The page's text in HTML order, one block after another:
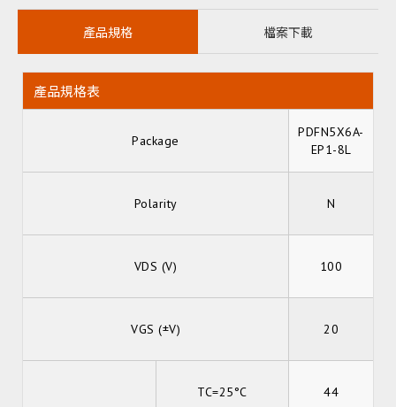
產品規格 檔案下載
產品規格表
Package
PDFN5X6A-
EP1-8L
Polarity N
VDS (V) 100
VGS (±V) 20
TC=25°C 44